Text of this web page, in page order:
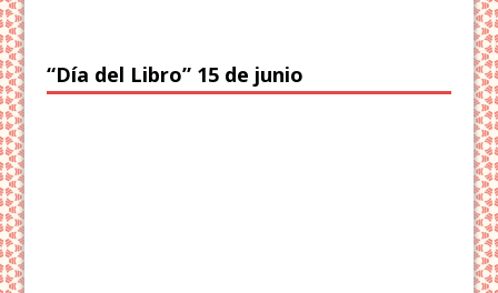
“Día del Libro” 15 de junio